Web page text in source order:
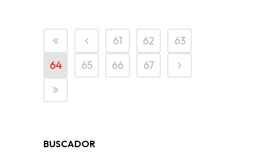
61 62
63
64
65 66 67
BUSCADOR